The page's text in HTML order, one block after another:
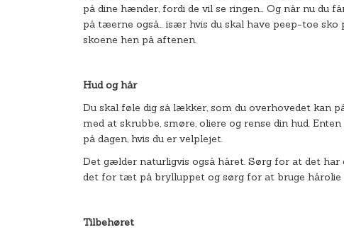
på dine hænder, fordi de vil se ringen… Og når nu du
på tæerne også… især hvis du skal have peep-toe sko
skoene hen på aftenen.
Hud og hår
Du skal føle dig så lækker, som du overhovedet kan
med at skrubbe, smøre, oliere og rense din hud.
på dagen, hvis du er velplejet.
Det gælder naturligvis også håret. Sørg for at det
det for tæt på brylluppet og sørg for at bruge
Tilbehøret